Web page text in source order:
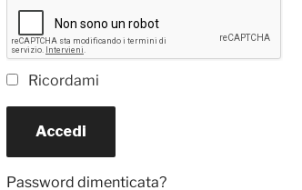
Ricordami
Accedi
Password dimenticata?